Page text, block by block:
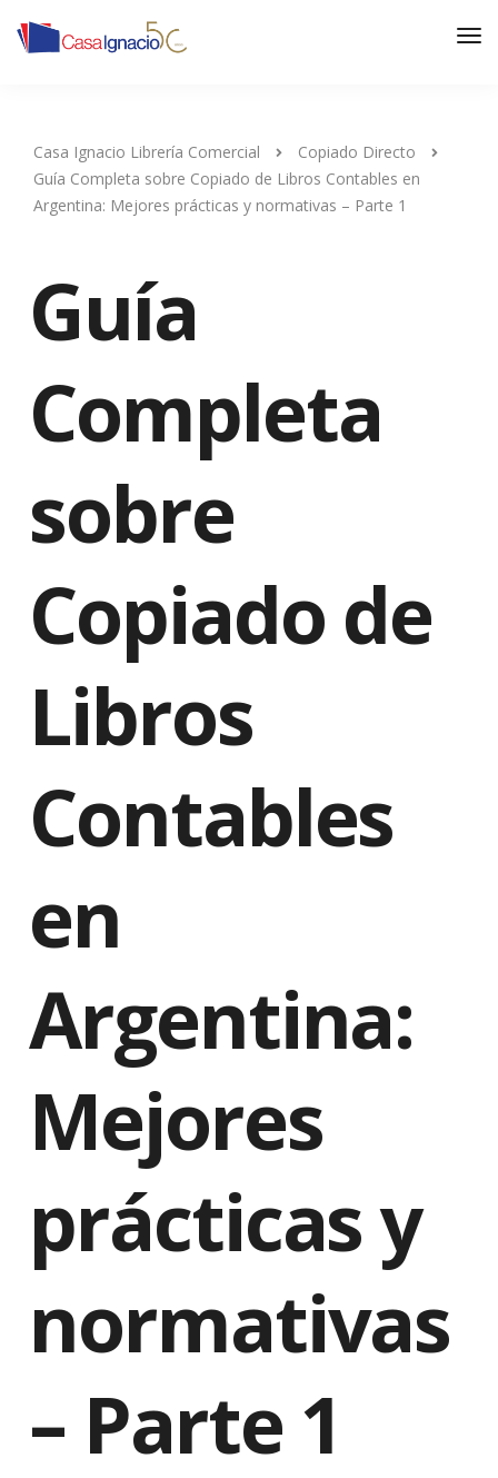
Casa Ignacio Librería Comercial
Copiado Directo
Guía Completa sobre Copiado de Libros Contables en
Argentina: Mejores prácticas y normativas – Parte 1
Guía
Completa
sobre
Copiado de
Libros
Contables
en
Argentina:
Mejores
prácticas y
normativas
– Parte 1